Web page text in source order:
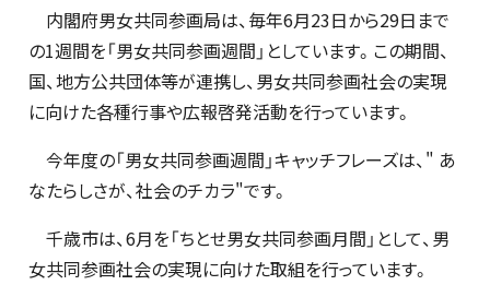
内閣府男女共同参画局は、毎年6月23日から29日まで
の1週間を「男女共同参画週間」としています。この期間、
国、地方公共団体等が連携し、男女共同参画社会の実現
に向けた各種行事や広報啓発活動を行っています。
今年度の「男女共同参画週間」キャッチフレーズは、" あ
なたらしさが、社会のチカラ"です。
千歳市は、6月を「ちとせ男女共同参画月間」として、男
女共同参画社会の実現に向けた取組を行っています。